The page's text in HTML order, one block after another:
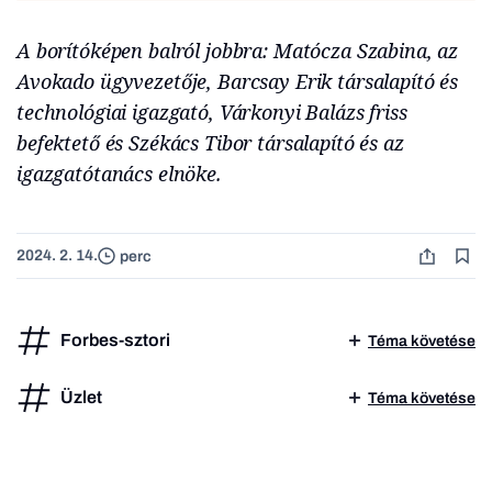
A borítóképen balról jobbra: Matócza Szabina, az
Avokado ügyvezetője, Barcsay Erik társalapító és
technológiai igazgató, Várkonyi Balázs friss
befektető és Székács Tibor társalapító és az
igazgatótanács elnöke.
2024. 2. 14. perc
Forbes-sztori Téma követése
Üzlet Téma követése